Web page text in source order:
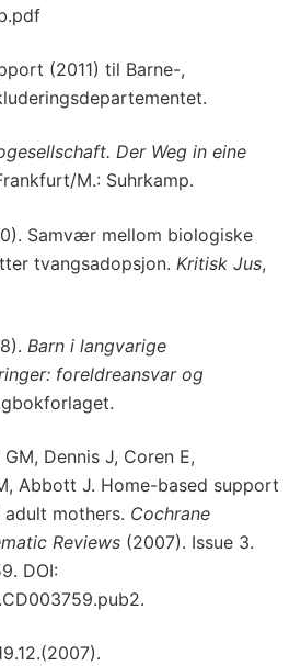
(2011) til Barne-,
Der Weg in eine
M.: Suhrkamp.
Samvær mellom biologiske
tvangsadopsjon. Kritisk Jus,
Barn i langvarige
foreldreansvar og
Dennis J, Coren E,
Abbott J. Home-based support
mothers. Cochrane
Reviews (2007). Issue 3.
DOI: